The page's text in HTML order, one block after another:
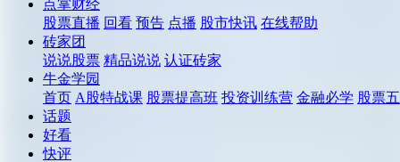
点掌财经
股票直播 回看 预告 点播 股市快讯 在线帮助
砖家团
说说股票 精品说说 认证砖家
牛金学园
首页 A股特战课 股票提高班 投资训练营 金融必学 股票
话题
好看
快评